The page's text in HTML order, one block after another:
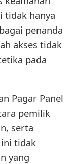
tidak hanya
penanda
akses tidak
pada
Pagar Panel
pemilik
serta
tidak
yang